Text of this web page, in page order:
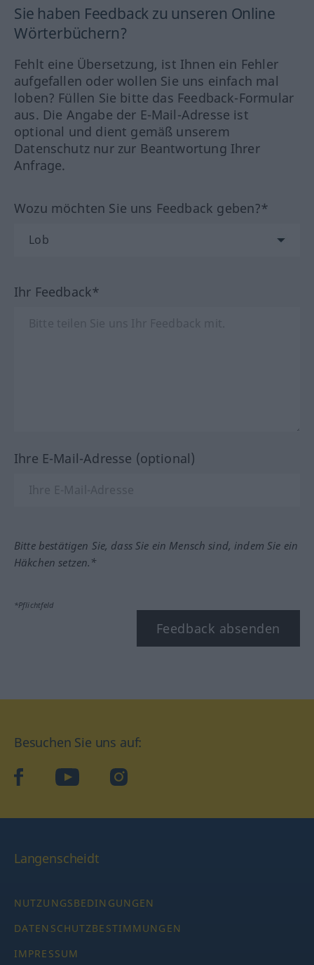
Sie haben Feedback zu unseren Online
Wörterbüchern?
Fehlt eine Übersetzung, ist Ihnen ein Fehler
aufgefallen oder wollen Sie uns einfach mal
loben? Füllen Sie bitte das Feedback-Formular
aus. Die Angabe der E-Mail-Adresse ist
optional und dient gemäß unserem
Datenschutz nur zur Beantwortung Ihrer
Anfrage.
Wozu möchten Sie uns Feedback geben?*
Ihr Feedback*
Ihre E-Mail-Adresse (optional)
Bitte bestätigen Sie, dass Sie ein Mensch sind, indem Sie ein
Häkchen setzen.*
*Pflichtfeld
Feedback absenden
Besuchen Sie uns auf:
facebookYouTube Instagram
Langenscheidt
NUTZUNGSBEDINGUNGEN
DATENSCHUTZBESTIMMUNGEN
IMPRESSUM